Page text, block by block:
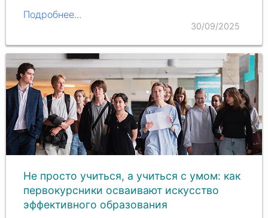
Подробнее...
30/09/2025
Не просто учиться, а учиться с умом: как
первокурсники осваивают искусство
эффективного образования